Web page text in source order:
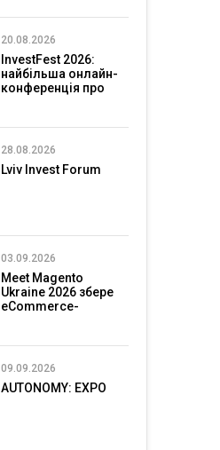
20.08.2026
InvestFest 2026:
найбільша онлайн-
конференція про
28.08.2026
Lviv Invest Forum
03.09.2026
Meet Magento
Ukraine 2026 збере
eCommerce-
09.09.2026
AUTONOMY: EXPO